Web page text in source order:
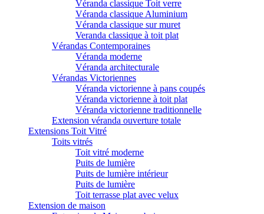
Véranda classique Toit verre
Véranda classique Aluminium
Véranda classique sur muret
Veranda classique à toit plat
Vérandas Contemporaines
Véranda moderne
Véranda architecturale
Vérandas Victoriennes
Véranda victorienne à pans coupés
Véranda victorienne à toit plat
Véranda victorienne traditionnelle
Extension véranda ouverture totale
Extensions Toit Vitré
Toits vitrés
Toit vitré moderne
Puits de lumière
Puits de lumière intérieur
Puits de lumière
Toit terrasse plat avec velux
Extension de maison